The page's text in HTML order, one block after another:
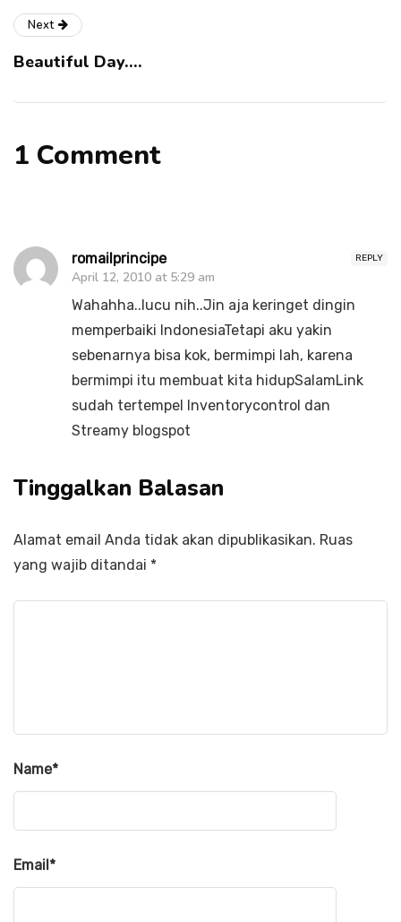
Next
Beautiful Day….
1 Comment
REPLY
romailprincipe
April 12, 2010 at 5:29 am
Wahahha..lucu nih..Jin aja keringet dingin
memperbaiki IndonesiaTetapi aku yakin
sebenarnya bisa kok, bermimpi lah, karena
bermimpi itu membuat kita hidupSalamLink
sudah tertempel Inventorycontrol dan
Streamy blogspot
Tinggalkan Balasan
Alamat email Anda tidak akan dipublikasikan. Ruas
yang wajib ditandai *
Name*
Email*